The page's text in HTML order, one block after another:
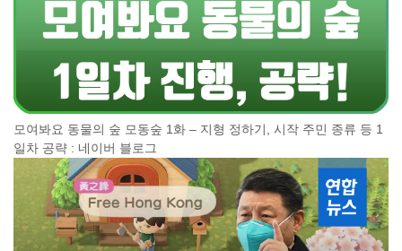
모여봐요 동물의 숲 모동숲 1화 – 지형 정하기, 시작 주민 종류 등 1
일차 공략 : 네이버 블로그